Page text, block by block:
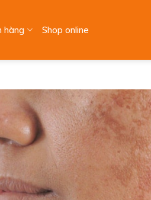
hàng Shop online